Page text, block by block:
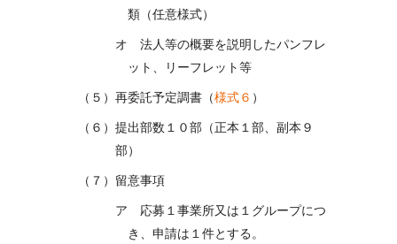
類（任意様式）
オ 法人等の概要を説明したパンフレ
ット、リーフレット等
（５）再委託予定調書（様式６ ）
（６）提出部数１０部（正本１部、副本９
部）
（７）留意事項
ア 応募１事業所又は１グループにつ
き、申請は１件とする。